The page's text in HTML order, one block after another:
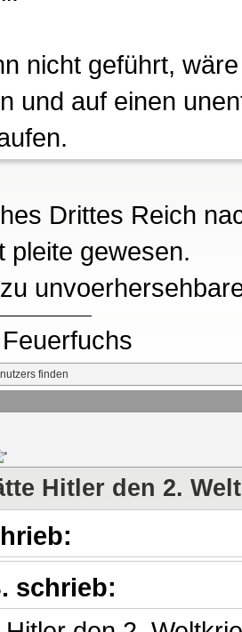
nicht geführt,
und auf einen
Drittes Reich
pleite gewesen.
Hitler den 2.
schrieb: